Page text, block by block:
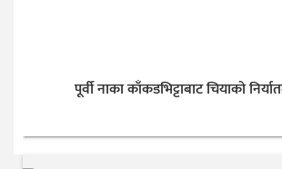
पूर्वी नाका काँकडभिट्टाबाट चियाको